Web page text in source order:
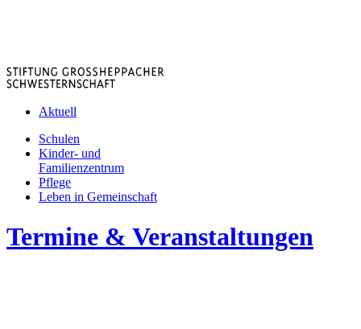
Aktuell
Schulen
Kinder- und
Familienzentrum
Pflege
Leben in Gemeinschaft
Termine & Veranstaltungen